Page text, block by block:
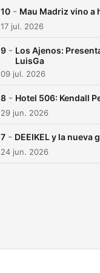
10 - Mau Madriz vino a
17 jul. 2026
9 - Los Ajenos:
LuisGa
09 jul. 2026
8 - Hotel 506: Kendall
29 jun. 2026
7 - DEEIKEL y la
24 jun. 2026